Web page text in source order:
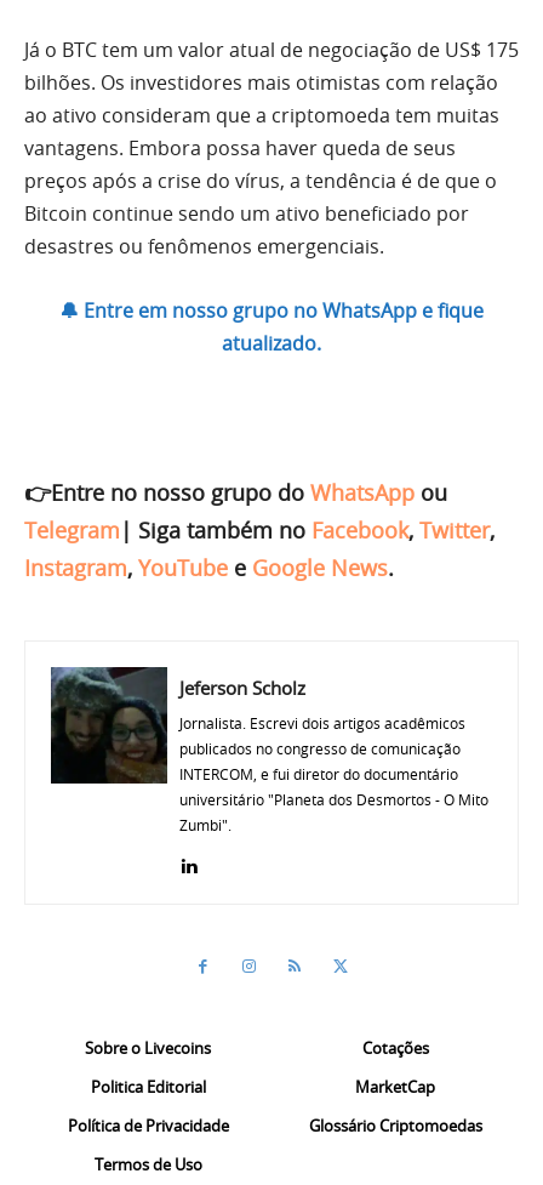
Já o BTC tem um valor atual de negociação de US$ 175
bilhões. Os investidores mais otimistas com relação
ao ativo consideram que a criptomoeda tem muitas
vantagens. Embora possa haver queda de seus
preços após a crise do vírus, a tendência é de que o
Bitcoin continue sendo um ativo beneficiado por
desastres ou fenômenos emergenciais.
🔔 Entre em nosso grupo no WhatsApp e fique
atualizado.
👉Entre no nosso grupo do WhatsApp ou
Telegram | Siga também no Facebook, Twitter,
Instagram, YouTube e Google News.
Jeferson Scholz
Jornalista. Escrevi dois artigos acadêmicos
publicados no congresso de comunicação
INTERCOM, e fui diretor do documentário
universitário "Planeta dos Desmortos - O Mito
Zumbi".
Sobre o Livecoins
Politica Editorial
Política de Privacidade
Termos de Uso
Cotações
MarketCap
Glossário Criptomoedas